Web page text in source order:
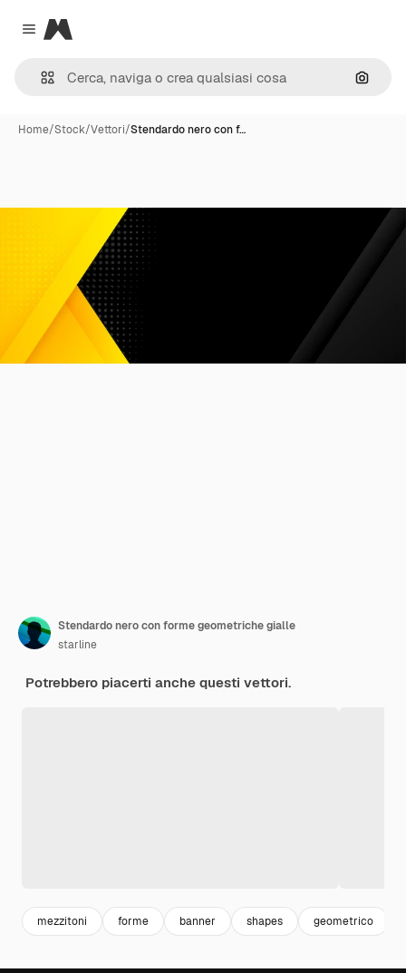
Close menu
Magnific
Cerca
Home/Stock/Vettori/Stendardo nero con f…
Stendardo nero con forme geometriche gialle
starline
Potrebbero piacerti anche questi vettori.
mezzitoni forme banner shapes geometrico